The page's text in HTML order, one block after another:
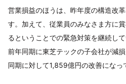
営業損益のほうは、昨年度の構造改
す。加えて、従業員のみなさま方に
るということでの緊急対策を継続し
前年同期に東芝テックの子会社が減
同期に対して1,859億円の改善になっ